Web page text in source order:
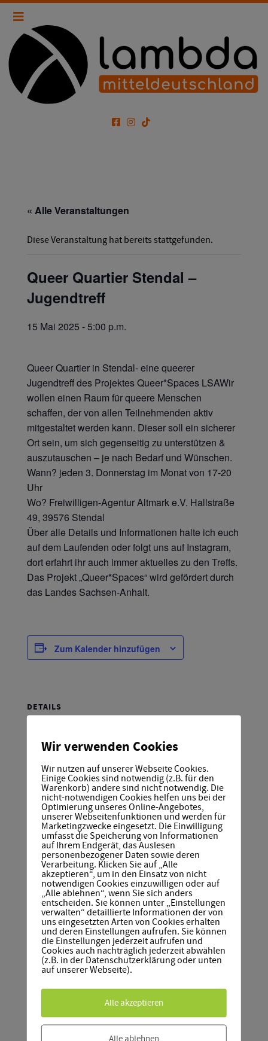
« Alle Veranstaltungen
Diese Veranstaltung hat bereits stattgefunden.
Queer Quartier Stendal –
Jugendtreff
15 Mai 2025 - 5:00 p.m.
Queer Quartier in Stendal- eine queerer
Jugendtreff des Projektes Queer*Spaces LSAWir
wollen einen Raum für queere Menschen
schaffen, der von allen Teilnehmenden aktiv
mitgestaltet werden kann. Dieser soll ein sicherer
Ort sein, um sich gegenseitig zu unterstützen &
auszutauschen – je nach Bedarf und Wünschen.
Wann? jeden 3. Donnerstag im Monat von 17-20
Uhr
Wo? Freiwilligen-Agentur Altmark e.V. Hallstraße
49, 39576 Stendal
Über alle Details und Informationen halte ich euch
auf dem Laufenden oder folgt uns auf Instagram,
dort erfahrt ihr auch immer aktuelles zu den Treffs.
Das Projekt „Queer*Spaces“ wird gefördert durch
das Landes Sachsen-Anhalt.
Zum Kalender hinzufügen
DETAILS
15 Mai 2025
Zeit:
5:00 p.m.
local q* Luth.Wittenberg-
Jugendtreff
Queer* Refugee Space
Halle
gefördert durch
Wir verwenden Cookies
Wir nutzen auf unserer Webseite Cookies.
Einige Cookies sind notwendig (z.B. für den
Warenkorb) andere sind nicht notwendig. Die
nicht-notwendigen Cookies helfen uns bei der
Optimierung unseres Online-Angebotes,
unserer Webseitenfunktionen und werden für
Marketingzwecke eingesetzt. Die Einwilligung
umfasst die Speicherung von Informationen
auf Ihrem Endgerät, das Auslesen
personenbezogener Daten sowie deren
Verarbeitung. Klicken Sie auf „Alle
akzeptieren“, um in den Einsatz von nicht
notwendigen Cookies einzuwilligen oder auf
„Alle ablehnen“, wenn Sie sich anders
entscheiden. Sie können unter „Einstellungen
verwalten“ detaillierte Informationen der von
uns eingesetzten Arten von Cookies erhalten
und deren Einstellungen aufrufen. Sie können
die Einstellungen jederzeit aufrufen und
Cookies auch nachträglich jederzeit abwählen
(z.B. in der Datenschutzerklärung oder unten
auf unserer Webseite).
Alle akzeptieren
Alle ablehnen